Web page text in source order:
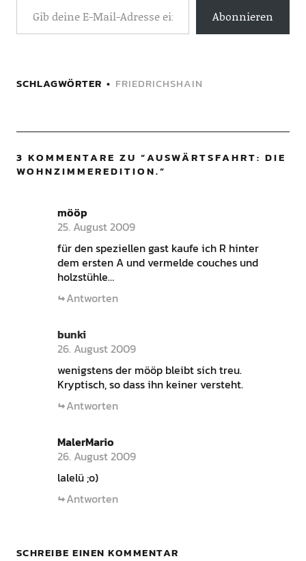
Abonnieren
SCHLAGWÖRTER FRIEDRICHSHAIN
3 KOMMENTARE ZU “AUSWÄRTSFAHRT: DIE
WOHNZIMMEREDITION.”
mööp
25. August 2009
für den speziellen gast kaufe ich R hinter
dem ersten A und vermelde couches und
holzstühle…
Antworten
bunki
26. August 2009
wenigstens der mööp bleibt sich treu.
Kryptisch, so dass ihn keiner versteht.
Antworten
MalerMario
26. August 2009
lalelü ;o)
Antworten
SCHREIBE EINEN KOMMENTAR